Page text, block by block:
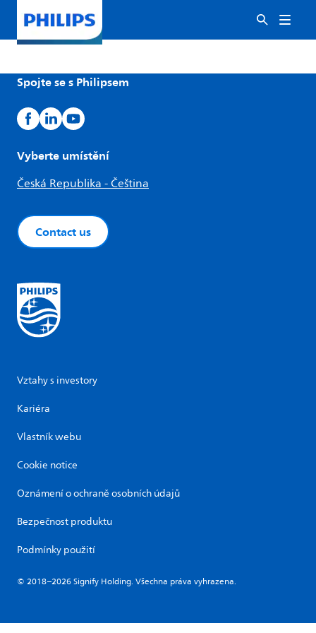
Spojte se s Philipsem
Vyberte umístění
Česká Republika - Čeština
Contact us
Vztahy s investory
Kariéra
Vlastník webu
Cookie notice
Oznámení o ochraně osobních údajů
Bezpečnost produktu
Podmínky použití
© 2018–2026 Signify Holding. Všechna práva vyhrazena.